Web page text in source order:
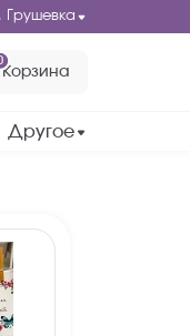
Грушевка
Корзина
Другое